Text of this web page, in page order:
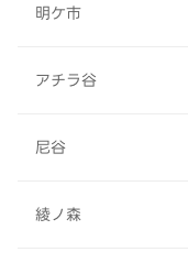
明ケ市
アチラ谷
尼谷
綾ノ森